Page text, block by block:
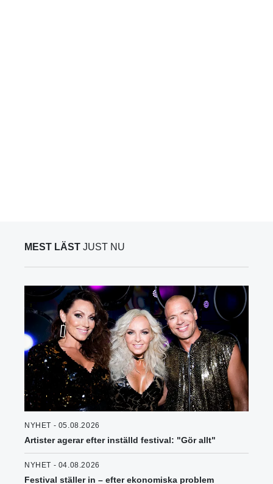
MEST LÄST JUST NU
NYHET - 05.08.2026
Artister agerar efter inställd festival: "Gör allt"
NYHET - 04.08.2026
Festival ställer in – efter ekonomiska problem